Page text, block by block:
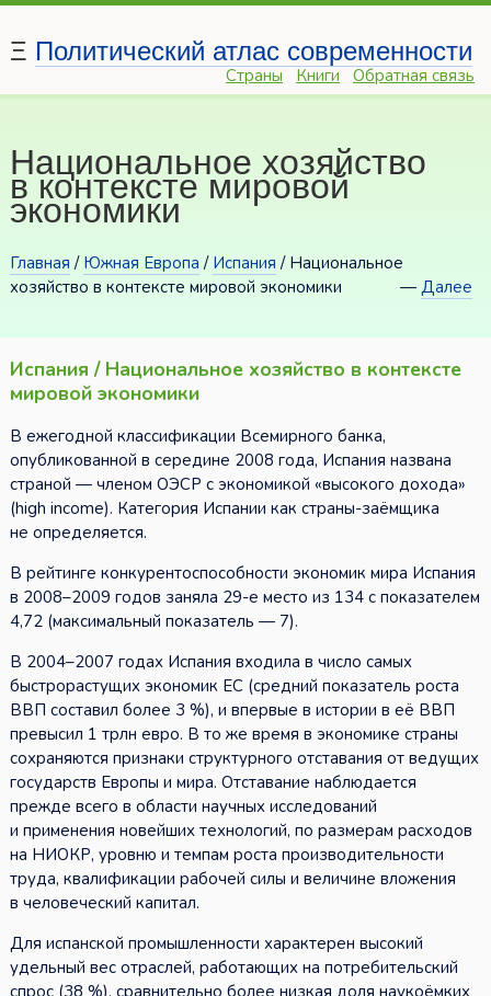
Ξ Политический атлас современности
Страны Книги Обратная связь
Национальное хозяйство
в контексте мировой
экономики
Главная / Южная Европа / Испания / Национальное
хозяйство в контексте мировой экономики
—Далее
Испания / Национальное хозяйство в контексте
мировой экономики
В ежегодной классификации Всемирного банка,
опубликованной в середине 2008 года, Испания названа
страной — членом ОЭСР с экономикой «высокого дохода»
(high income). Категория Испании как страны-заёмщика
не определяется.
В рейтинге конкурентоспособности экономик мира Испания
в 2008–2009 годов заняла 29-е место из 134 с показателем
4,72 (максимальный показатель — 7).
В 2004–2007 годах Испания входила в число самых
быстрорастущих экономик ЕС (средний показатель роста
ВВП составил более 3 %), и впервые в истории в её ВВП
превысил 1 трлн евро. В то же время в экономике страны
сохраняются признаки структурного отставания от ведущих
государств Европы и мира. Отставание наблюдается
прежде всего в области научных исследований
и применения новейших технологий, по размерам расходов
на НИОКР, уровню и темпам роста производительности
труда, квалификации рабочей силы и величине вложения
в человеческий капитал.
Для испанской промышленности характерен высокий
удельный вес отраслей, работающих на потребительский